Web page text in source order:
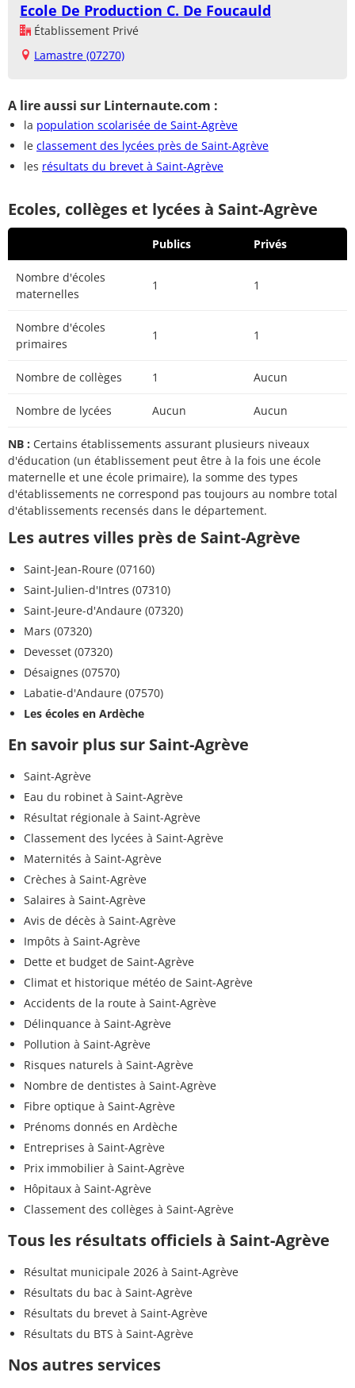
Ecole De Production C. De Foucauld
Établissement Privé
Lamastre (07270)
A lire aussi sur Linternaute.com :
la population scolarisée de Saint-Agrève
le classement des lycées près de Saint-Agrève
les résultats du brevet à Saint-Agrève
Ecoles, collèges et lycées à Saint-Agrève
Publics Privés
Nombre d'écoles
maternelles
1 1
Nombre d'écoles
primaires
1 1
Nombre de collèges 1 Aucun
Nombre de lycées Aucun Aucun
NB : Certains établissements assurant plusieurs niveaux
d'éducation (un établissement peut être à la fois une école
maternelle et une école primaire), la somme des types
d'établissements ne correspond pas toujours au nombre total
d'établissements recensés dans le département.
Les autres villes près de Saint-Agrève
Saint-Jean-Roure (07160)
Saint-Julien-d'Intres (07310)
Saint-Jeure-d'Andaure (07320)
Mars (07320)
Devesset (07320)
Désaignes (07570)
Labatie-d'Andaure (07570)
Les écoles en Ardèche
En savoir plus sur Saint-Agrève
Saint-Agrève
Eau du robinet à Saint-Agrève
Résultat régionale à Saint-Agrève
Classement des lycées à Saint-Agrève
Maternités à Saint-Agrève
Crèches à Saint-Agrève
Salaires à Saint-Agrève
Avis de décès à Saint-Agrève
Impôts à Saint-Agrève
Dette et budget de Saint-Agrève
Climat et historique météo de Saint-Agrève
Accidents de la route à Saint-Agrève
Délinquance à Saint-Agrève
Pollution à Saint-Agrève
Risques naturels à Saint-Agrève
Nombre de dentistes à Saint-Agrève
Fibre optique à Saint-Agrève
Prénoms donnés en Ardèche
Entreprises à Saint-Agrève
Prix immobilier à Saint-Agrève
Hôpitaux à Saint-Agrève
Classement des collèges à Saint-Agrève
Tous les résultats officiels à Saint-Agrève
Résultat municipale 2026 à Saint-Agrève
Résultats du bac à Saint-Agrève
Résultats du brevet à Saint-Agrève
Résultats du BTS à Saint-Agrève
Nos autres services